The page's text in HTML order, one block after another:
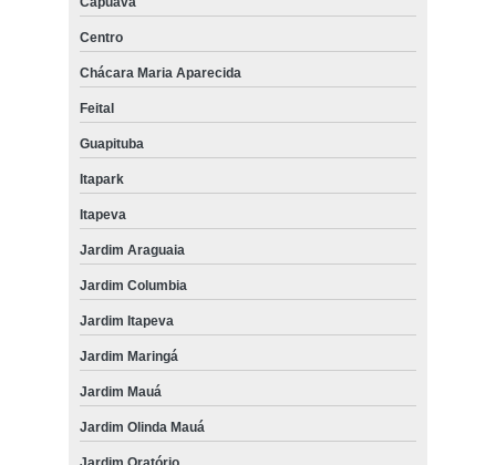
Centro
Chácara Maria Aparecida
Feital
Guapituba
Itapark
Itapeva
Jardim Araguaia
Jardim Columbia
Jardim Itapeva
Jardim Maringá
Jardim Mauá
Jardim Olinda Mauá